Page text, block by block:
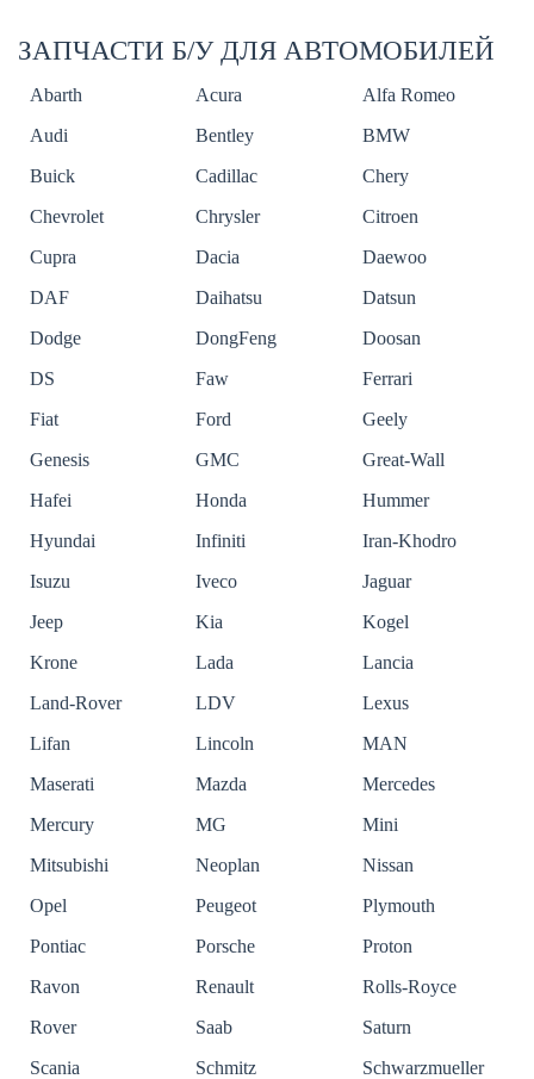
ЗАПЧАСТИ Б/У ДЛЯ АВТОМОБИЛЕЙ
Abarth Acura
Alfa Romeo
Audi
Bentley
BMW
Buick
Cadillac
Chery
Chevrolet
Chrysler
Citroen
Cupra
Dacia
Daewoo
DAF
Daihatsu
Datsun
Dodge
DongFeng
Doosan
DS
Faw
Ferrari
Fiat
Ford
Geely
Genesis
GMC
Great-Wall
Hafei
Honda
Hummer
Hyundai
Infiniti
Iran-Khodro
Isuzu
Iveco
Jaguar
Jeep
Kia
Kogel
Krone
Lada
Lancia
Land-Rover
LDV
Lexus
Lifan
Lincoln
MAN
Maserati
Mazda
Mercedes
Mercury
MG
Mini
Mitsubishi
Neoplan
Nissan
Opel
Peugeot
Plymouth
Pontiac
Porsche
Proton
Ravon
Renault
Rolls-Royce
Rover
Saab
Saturn
Scania
Schmitz
Schwarzmueller